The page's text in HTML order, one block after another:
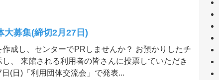
募集(締切2月27日)
成し、センターでPRしませんか？ お預かりしたチ
、 来館される利用者の皆さんに投票していただき
(日)「利用団体交流会」で発表...